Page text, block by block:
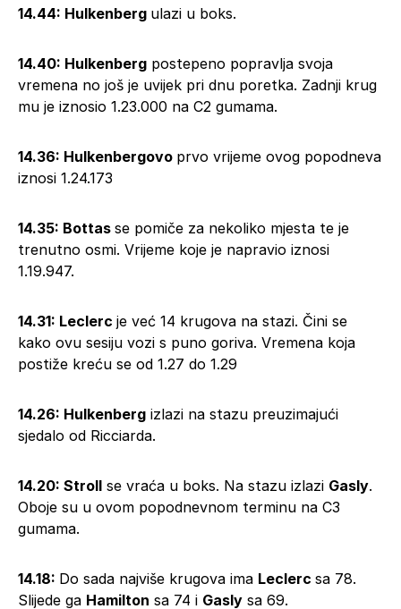
14.44: Hulkenberg ulazi u boks.
14.40: Hulkenberg postepeno popravlja svoja
vremena no još je uvijek pri dnu poretka. Zadnji krug
mu je iznosio 1.23.000 na C2 gumama.
14.36: Hulkenbergovo prvo vrijeme ovog popodneva
iznosi 1.24.173
14.35: Bottas se pomiče za nekoliko mjesta te je
trenutno osmi. Vrijeme koje je napravio iznosi
1.19.947.
14.31: Leclerc je već 14 krugova na stazi. Čini se
kako ovu sesiju vozi s puno goriva. Vremena koja
postiže kreću se od 1.27 do 1.29
14.26: Hulkenberg izlazi na stazu preuzimajući
sjedalo od Ricciarda.
14.20: Stroll se vraća u boks. Na stazu izlazi Gasly.
Oboje su u ovom popodnevnom terminu na C3
gumama.
14.18: Do sada najviše krugova ima Leclerc sa 78.
Slijede ga Hamilton sa 74 i Gasly sa 69.